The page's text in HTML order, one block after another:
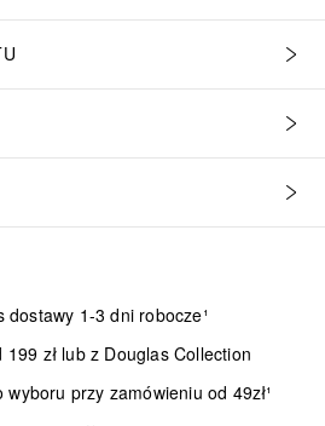
dostawy 1-3 dni robocze¹
zł lub z Douglas Collection
przy zamówieniu od 49zł¹